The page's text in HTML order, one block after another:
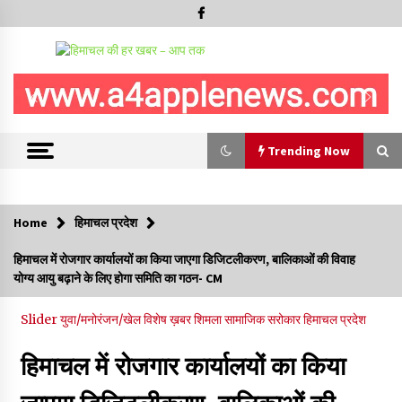
Trending Now
रामपुर नगर परिषद के पिछले 5 वर्षों के कार्यों की होगी समीक्षा, अनियमितता मिली
तो होगी जांच : करण शर्मा
09/08/2026
09/08/2026
Home हिमाचल प्रदेश
हिमाचल में रोजगार कार्यालयों का किया जाएगा डिजिटलीकरण, बालिकाओं की विवाह
योग्य आयु बढ़ाने के लिए होगा समिति का गठन- CM
Sliderयुवा/मनोरंजन/खेलविशेष ख़बरशिमलासामाजिक सरोकारहिमाचल प्रदेश
हिमाचल में रोजगार कार्यालयों का किया